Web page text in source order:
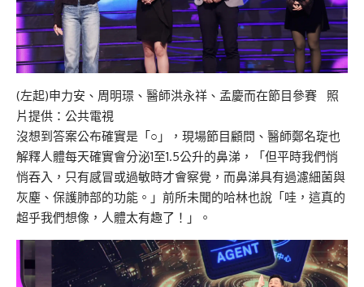
(左起)申力安、周明璟、醫師洪永祥、孟慶而在節目參賽 照
片提供：公共電視
沒想到答案公布確實是「○」，現場節目顧問、醫師鄭名琁也
解釋人體每天確實會分泌1至1.5公升的鼻涕，「但平時我們悄
悄吞入，只有感冒或過敏時才會察覺，而鼻涕具有過濾細菌與
灰塵、保護肺部的功能。」前所未聞的哈林也說「哇，這真的
超乎我們想像，人體太有趣了！」。